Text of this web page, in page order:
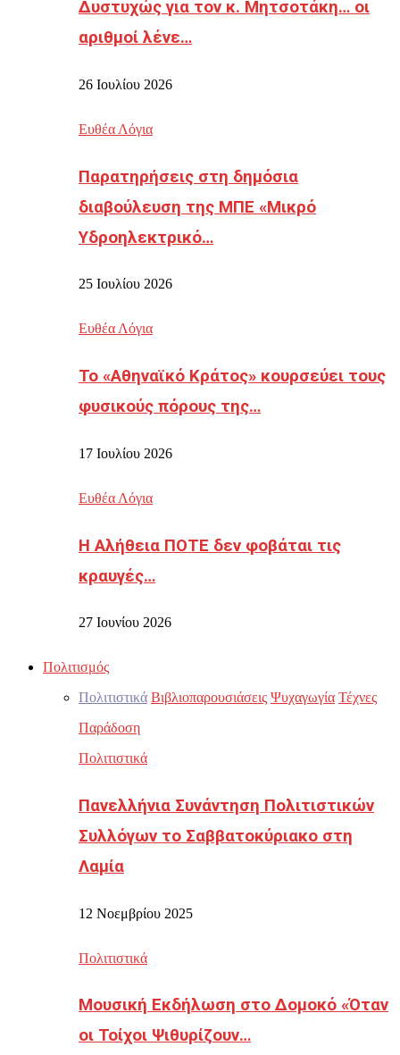
Δυστυχώς για τον κ. Μητσοτάκη… οι
αριθμοί λένε…
26 Ιουλίου 2026
Ευθέα Λόγια
Παρατηρήσεις στη δημόσια
διαβούλευση της ΜΠΕ «Μικρό
Υδροηλεκτρικό…
25 Ιουλίου 2026
Ευθέα Λόγια
Το «Αθηναϊκό Κράτος» κουρσεύει τους
φυσικούς πόρους της…
17 Ιουλίου 2026
Ευθέα Λόγια
Η Αλήθεια ΠΟΤΕ δεν φοβάται τις
κραυγές…
27 Ιουνίου 2026
Πολιτισμός
Πολιτιστικά Βιβλιοπαρουσιάσεις Ψυχαγωγία Τέχνες
Παράδοση
Πολιτιστικά
Πανελλήνια Συνάντηση Πολιτιστικών
Συλλόγων το Σαββατοκύριακο στη
Λαμία
12 Νοεμβρίου 2025
Πολιτιστικά
Μουσική Εκδήλωση στο Δομοκό «Όταν
οι Τοίχοι Ψιθυρίζουν…